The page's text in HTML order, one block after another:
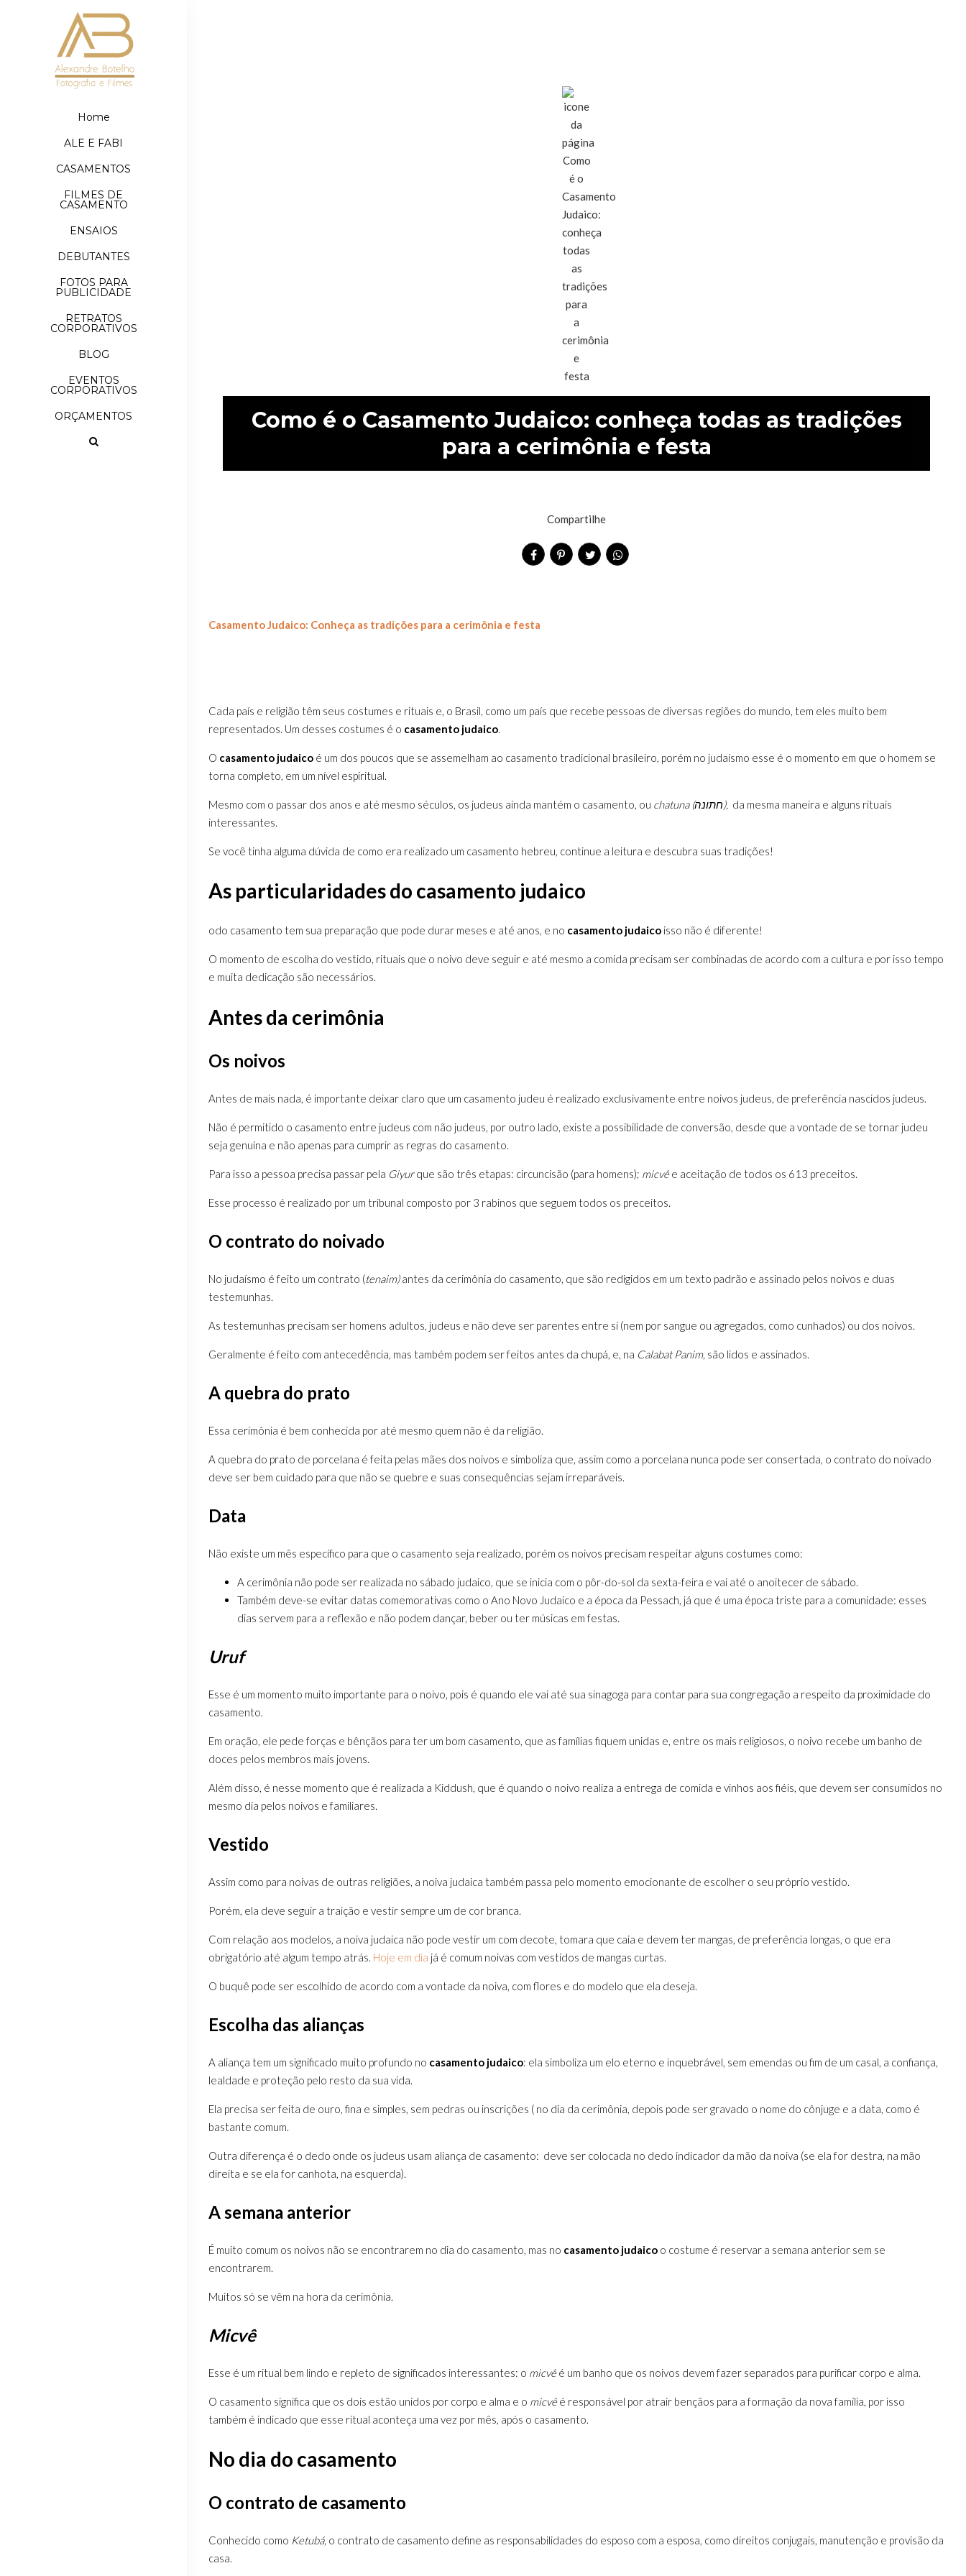
Home
ALE E FABI
CASAMENTOS
FILMES DE
CASAMENTO
ENSAIOS
DEBUTANTES
FOTOS PARA
PUBLICIDADE
RETRATOS
CORPORATIVOS
BLOG
EVENTOS
CORPORATIVOS
ORÇAMENTOS
Como é o Casamento Judaico: conheça todas as tradições
para a cerimônia e festa
Compartilhe
Casamento Judaico: Conheça as tradições para a cerimônia e festa
Cada país e religião têm seus costumes e rituais e, o Brasil, como um país que recebe pessoas de diversas regiões do mundo, tem eles muito bem
representados. Um desses costumes é o casamento judaico.
O casamento judaico é um dos poucos que se assemelham ao casamento tradicional brasileiro, porém no judaísmo esse é o momento em que o homem se
torna completo, em um nível espiritual.
Mesmo com o passar dos anos e até mesmo séculos, os judeus ainda mantém o casamento, ou chatuna (חתונה), da mesma maneira e alguns rituais
interessantes.
Se você tinha alguma dúvida de como era realizado um casamento hebreu, continue a leitura e descubra suas tradições!
As particularidades do casamento judaico
odo casamento tem sua preparação que pode durar meses e até anos, e no casamento judaico isso não é diferente!
O momento de escolha do vestido, rituais que o noivo deve seguir e até mesmo a comida precisam ser combinadas de acordo com a cultura e por isso tempo
e muita dedicação são necessários.
Antes da cerimônia
Os noivos
Antes de mais nada, é importante deixar claro que um casamento judeu é realizado exclusivamente entre noivos judeus, de preferência nascidos judeus.
Não é permitido o casamento entre judeus com não judeus, por outro lado, existe a possibilidade de conversão, desde que a vontade de se tornar judeu
seja genuína e não apenas para cumprir as regras do casamento.
Para isso a pessoa precisa passar pela Giyurque são três etapas: circuncisão (para homens); micvêe aceitação de todos os 613 preceitos.
Esse processo é realizado por um tribunal composto por 3 rabinos que seguem todos os preceitos.
O contrato do noivado
No judaísmo é feito um contrato (tenaim)antes da cerimônia do casamento, que são redigidos em um texto padrão e assinado pelos noivos e duas
testemunhas.
As testemunhas precisam ser homens adultos, judeus e não deve ser parentes entre si (nem por sangue ou agregados, como cunhados) ou dos noivos.
Geralmente é feito com antecedência, mas também podem ser feitos antes da chupá, e, na Calabat Panim, são lidos e assinados.
A quebra do prato
Essa cerimônia é bem conhecida por até mesmo quem não é da religião.
A quebra do prato de porcelana é feita pelas mães dos noivos e simboliza que, assim como a porcelana nunca pode ser consertada, o contrato do noivado
deve ser bem cuidado para que não se quebre e suas consequências sejam irreparáveis.
Data
Não existe um mês específico para que o casamento seja realizado, porém os noivos precisam respeitar alguns costumes como:
A cerimônia não pode ser realizada no sábado judaico, que se inicia com o pôr-do-sol da sexta-feira e vai até o anoitecer de sábado.
Também deve-se evitar datas comemorativas como o Ano Novo Judaico e a época da Pessach, já que é uma época triste para a comunidade: esses
dias servem para a reflexão e não podem dançar, beber ou ter músicas em festas.
Uruf
Esse é um momento muito importante para o noivo, pois é quando ele vai até sua sinagoga para contar para sua congregação a respeito da proximidade do
casamento.
Em oração, ele pede forças e bênçãos para ter um bom casamento, que as famílias fiquem unidas e, entre os mais religiosos, o noivo recebe um banho de
doces pelos membros mais jovens.
Além disso, é nesse momento que é realizada a Kiddush, que é quando o noivo realiza a entrega de comida e vinhos aos fiéis, que devem ser consumidos no
mesmo dia pelos noivos e familiares.
Vestido
Assim como para noivas de outras religiões, a noiva judaica também passa pelo momento emocionante de escolher o seu próprio vestido.
Porém, ela deve seguir a traição e vestir sempre um de cor branca.
Com relação aos modelos, a noiva judaica não pode vestir um com decote, tomara que caia e devem ter mangas, de preferência longas, o que era
obrigatório até algum tempo atrás. Hoje em dia já é comum noivas com vestidos de mangas curtas.
O buquê pode ser escolhido de acordo com a vontade da noiva, com flores e do modelo que ela deseja.
Escolha das alianças
A aliança tem um significado muito profundo no casamento judaico: ela simboliza um elo eterno e inquebrável, sem emendas ou fim de um casal, a confiança,
lealdade e proteção pelo resto da sua vida.
Ela precisa ser feita de ouro, fina e simples, sem pedras ou inscrições ( no dia da cerimônia, depois pode ser gravado o nome do cônjuge e a data, como é
bastante comum.
Outra diferença é o dedo onde os judeus usam aliança de casamento: deve ser colocada no dedo indicador da mão da noiva (se ela for destra, na mão
direita e se ela for canhota, na esquerda).
A semana anterior
É muito comum os noivos não se encontrarem no dia do casamento, mas no casamento judaico o costume é reservar a semana anterior sem se
encontrarem.
Muitos só se vêm na hora da cerimônia.
Micvê
Esse é um ritual bem lindo e repleto de significados interessantes: o micvêé um banho que os noivos devem fazer separados para purificar corpo e alma.
O casamento significa que os dois estão unidos por corpo e alma e o micvêé responsável por atrair bençãos para a formação da nova família, por isso
também é indicado que esse ritual aconteça uma vez por mês, após o casamento.
No dia do casamento
O contrato de casamento
Conhecido como Ketubá, o contrato de casamento define as responsabilidades do esposo com a esposa, como direitos conjugais, manutenção e provisão da
casa.